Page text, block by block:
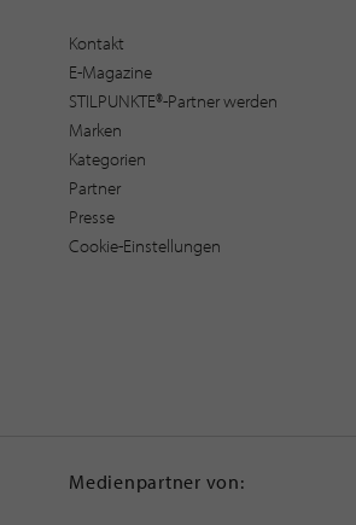
Kontakt
E-Magazine
STILPUNKTE®-Partner werden
Marken
Kategorien
Partner
Presse
Cookie-Einstellungen
Medienpartner von: